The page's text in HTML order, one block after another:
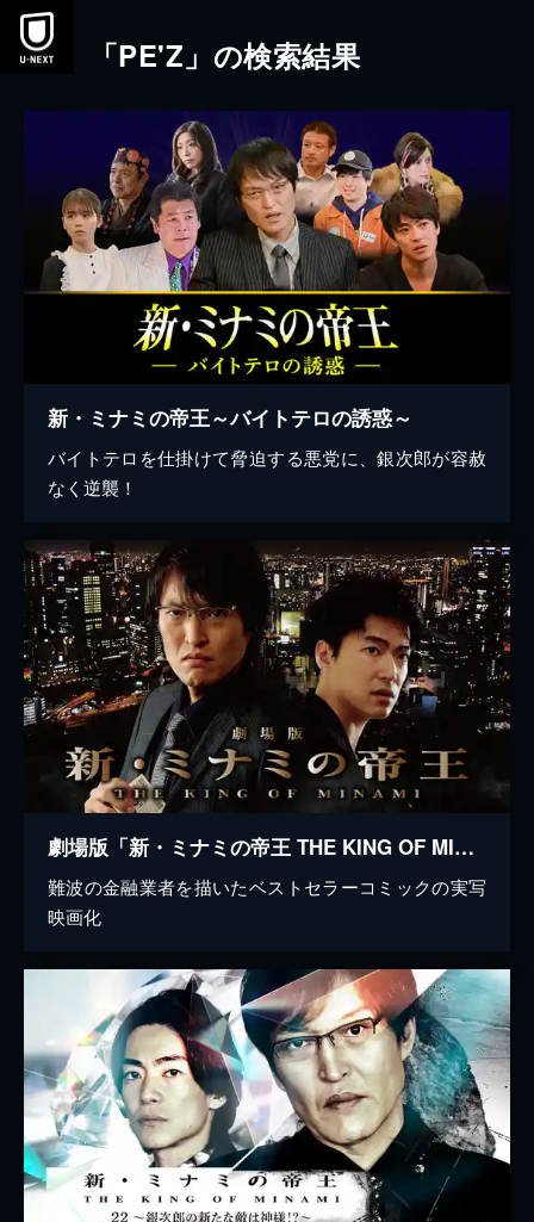
本文へスキップ
「PE'Z」の検索結果
新・ミナミの帝王～バイトテロの誘惑～
バイトテロを仕掛けて脅迫する悪党に、銀次郎が容赦
なく逆襲！
劇場版「新・ミナミの帝王 THE KING OF MINAMI」
難波の金融業者を描いたベストセラーコミックの実写
映画化